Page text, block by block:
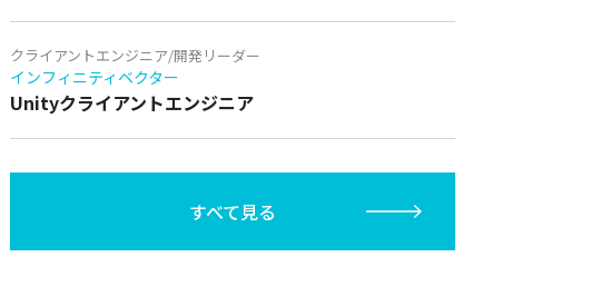
クライアントエンジニア/開発リーダー
インフィニティベクター
Unityクライアントエンジニア
すべて見る